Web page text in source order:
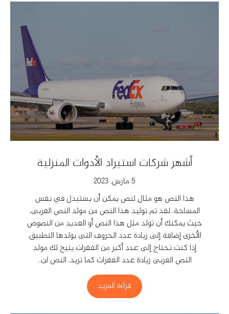
أشهر شركات استيراد الأدوات المنزلية
5 مارس، 2023
هذا النص هو مثال لنص يمكن أن يستبدل في نفس
المساحة، لقد تم توليد هذا النص من مولد النص العربى،
حيث يمكنك أن تولد مثل هذا النص أو العديد من النصوص
الأخرى إضافة إلى زيادة عدد الحروف التى يولدها التطبيق.
إذا كنت تحتاج إلى عدد أكبر من الفقرات يتيح لك مولد
النص العربى زيادة عدد الفقرات كما تريد، النص لن..
قراءة المزيد